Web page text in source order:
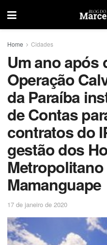
Home Cidades
Um ano após
Operação
da Paraíba
de Contas
contratos do
gestão dos
Metropolitano
Mamanguape
17 de janeiro de 2020